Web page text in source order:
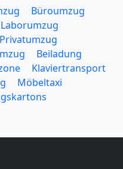
Büroumzug
Laborumzug
Privatumzug
Beiladung
Klaviertransport
Möbeltaxi